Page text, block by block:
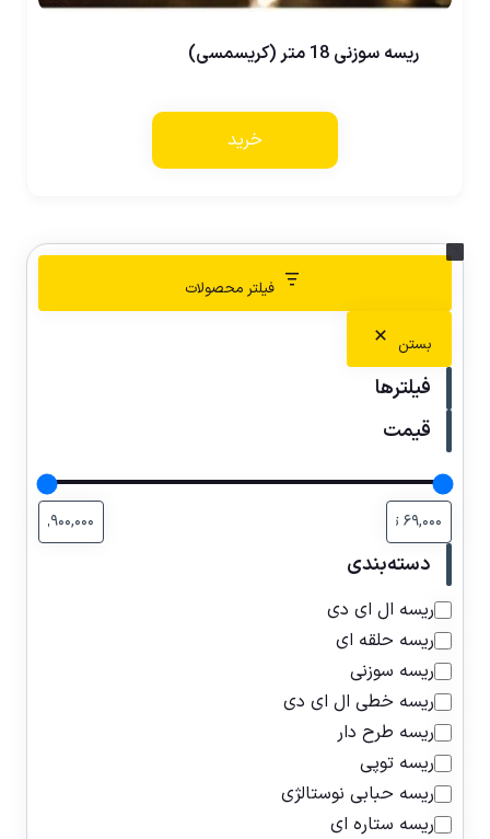
ریسه سوزنی 18 متر (کریسمسی)
خرید
فیلتر محصولات
بستن
فیلترها
قیمت
دسته‌بندی
ریسه ال ای دی
ریسه حلقه ای
ریسه سوزنی
ریسه خطی ال ای دی
ریسه طرح دار
ریسه توپی
ریسه حبابی نوستالژی
ریسه ستاره ای